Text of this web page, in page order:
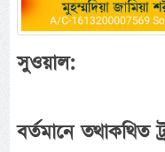
সুওয়াল:
বর্তমানে তথাকথিত